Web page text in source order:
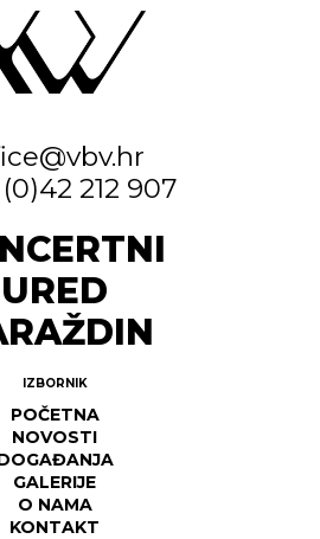
212 907
URED
IZBORNIK
POČETNA
NOVOSTI
GALERIJE
O NAMA
KONTAKT